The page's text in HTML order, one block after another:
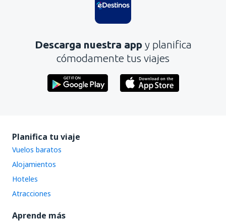
No profundiza en el tema
Enviar
Descarga nuestra app y planifica
cómodamente tus viajes
Planifica tu viaje
Vuelos baratos
Alojamientos
Hoteles
Atracciones
Aprende más